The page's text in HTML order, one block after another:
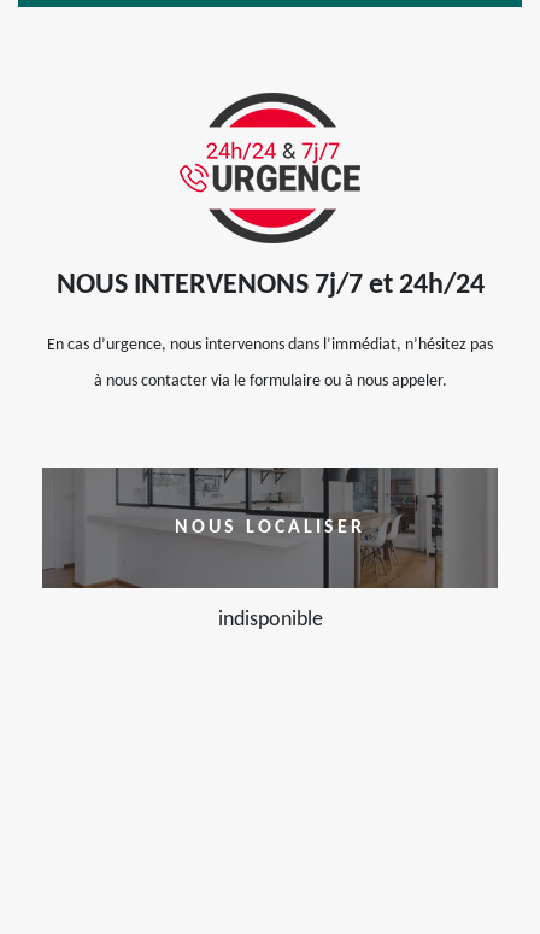
NOUS INTERVENONS 7j/7 et 24h/24
En cas d’urgence, nous intervenons dans l’immédiat, n’hésitez pas
à nous contacter via le formulaire ou à nous appeler.
NOUS LOCALISER
indisponible